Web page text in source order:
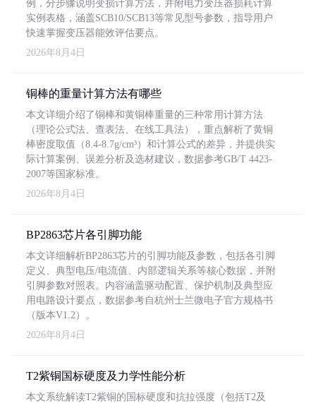
例，分步骤说明变损计算方法，并附电力变压器损耗计算
实例表格，涵盖SCB10/SCB13等常见型号参数，指导用户
快速掌握变压器能效评估要点。
2026年8月4日
铜棒的重量计算方法有哪些
本文详细介绍了铜棒和黄铜棒重量的三种常用计算方法
（理论公式法、查表法、在线工具法），重点解析了黄铜
棒密度取值（8.4-8.7g/cm³）和计算公式的差异，并提供实
际计算案例、误差分析及选材建议，数据参考GB/T 4423-
2007等国家标准。
2026年8月4日
BP2863芯片各引脚功能
本文详细解析BP2863芯片的引脚功能及参数，包括各引脚
定义、典型电压/电流值、内部逻辑关系等核心数据，并附
引脚参数对照表。内容涵盖驱动配置、保护机制及典型应
用电路设计要点，数据参考自杭州士兰微电子官方规格书
（版本V1.2）。
2026年8月4日
T2紫铜国标硬度及力学性能分析
本文系统解读T2紫铜的国标硬度和抗拉强度（包括T2及